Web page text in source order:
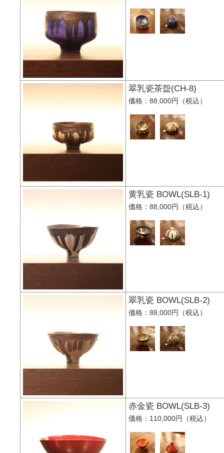
翠乳瓷茶盌(CH-8)
価格：88,000円（税込）
黄乳瓷
価格：88,000円（税込）
翠乳瓷
価格：88,000円（税込）
赤金瓷
価格：110,000円（税込）